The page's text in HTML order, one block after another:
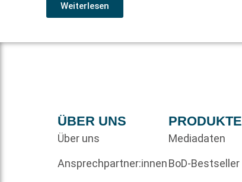
Weiterlesen
ÜBER UNS
Über uns
Ansprechpartner:innen
PRODUKTE
Mediadaten
BoD-Bestseller